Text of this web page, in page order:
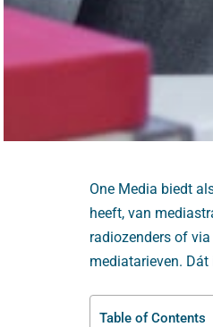
One Media biedt
heeft, van
radiozenders of
mediatarieven.
Table of Contents